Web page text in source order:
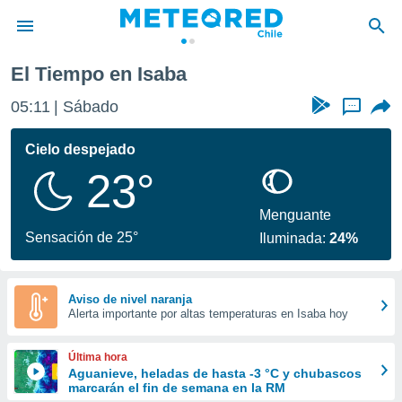
de
por
se
calidad.
a este
las
y
forma
digital
basada
El Tiempo en Isaba
05:11 Sábado ...
Cielo despejado
23°
Sensación de 25°
Menguante
Iluminada:24%
Aviso de nivel naranja
Alerta importante por altas temperaturas en Isaba hoy
Última hora
Aguanieve, heladas de hasta -3 °C y chubascos
marcarán el fin de semana en la RM